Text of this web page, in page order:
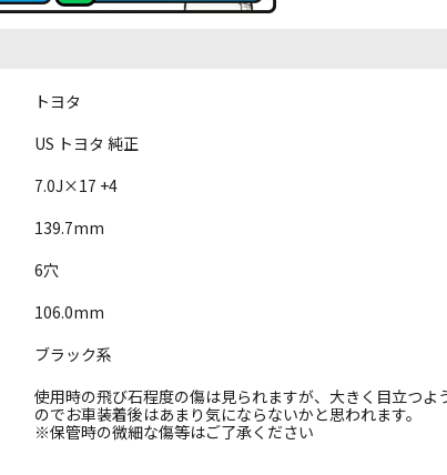
トヨタ
US トヨタ 純正
7.0J×17 +4
139.7mm
6穴
106.0mm
ブラック系
使用時の飛び石程度の傷は見られますが、大きく目立つよ
のでお車装着後はあまり気にならないかと思われます。
※保管時の微細な傷等はご了承ください